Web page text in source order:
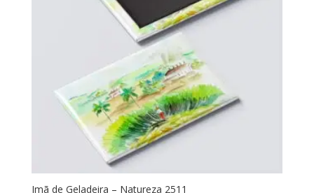
Imã de Geladeira – Natureza 2511